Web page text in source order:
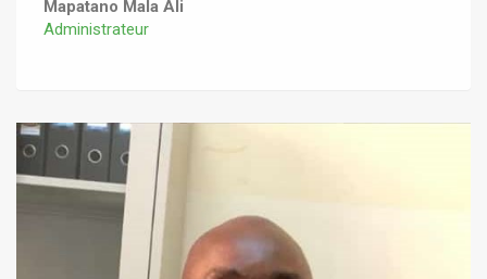
Mapatano Mala Ali
Administrateur